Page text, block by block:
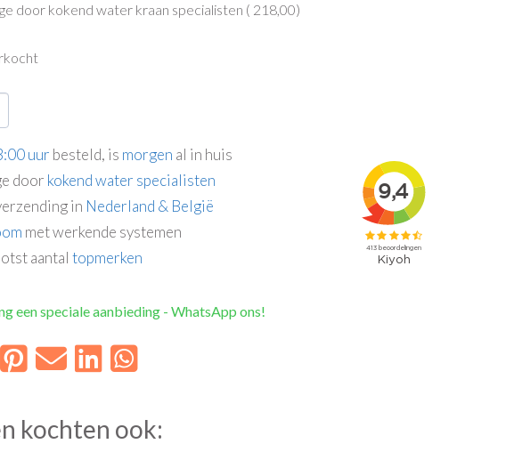
door kokend water kraan specialisten ( 218,00)
uur besteld, is morgen al in huis
door kokend water specialisten
in Nederland & België
met werkende systemen
aantaltopmerken
een speciale aanbieding - WhatsApp ons!
kochten ook: